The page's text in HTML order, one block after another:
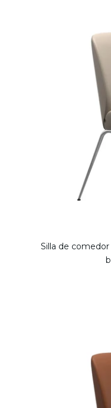
Silla de